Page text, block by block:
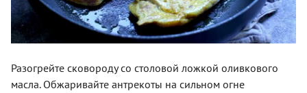
Разогрейте сковороду со столовой ложкой оливкового
масла. Обжаривайте антрекоты на сильном огне